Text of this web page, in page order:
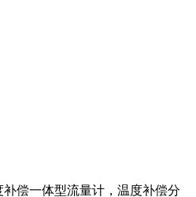
偿一体型流量计，温度补偿分